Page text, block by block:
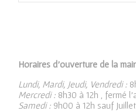
Horaires d’ouverture de la
Lundi, Mardi, Jeudi, Vendredi :
Mercredi : 8h30 à 12h , fermé
Samedi : 9h00 à 12h sauf